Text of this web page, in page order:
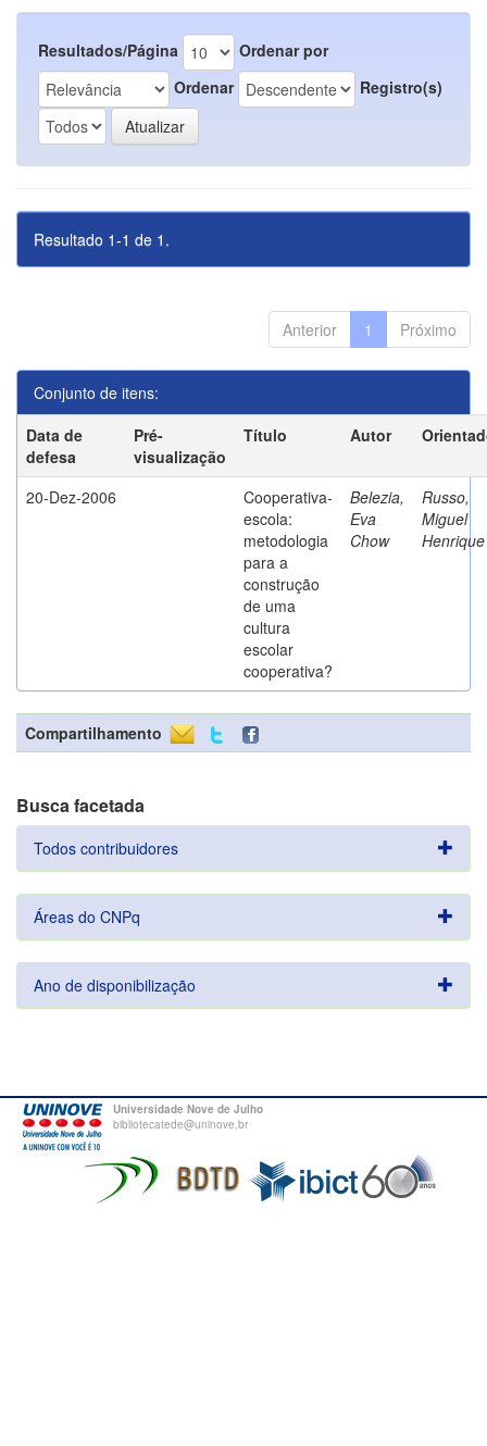
Resultados/Página
Ordenar por
Ordenar
Registro(s)
Resultado 1-1 de 1.
Anterior 1 Próximo
Conjunto de itens:
Data de
defesa
Pré-
visualização
Título Autor
20-Dez-2006
Cooperativa-
escola:
metodologia
para a
construção
de uma
cultura
escolar
cooperativa?
Belezia,
Eva
Chow
Russo,
Miguel
Henrique
Compartilhamento
Busca facetada
Todos contribuidores
Áreas do CNPq
Ano de disponibilização
Universidade Nove de Julho
bibliotecatede@uninove.br